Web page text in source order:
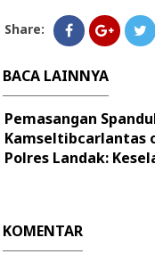
Share:
BACA LAINNYA
Pemasangan
Kamseltibcarlantas
Polres Landak:
KOMENTAR